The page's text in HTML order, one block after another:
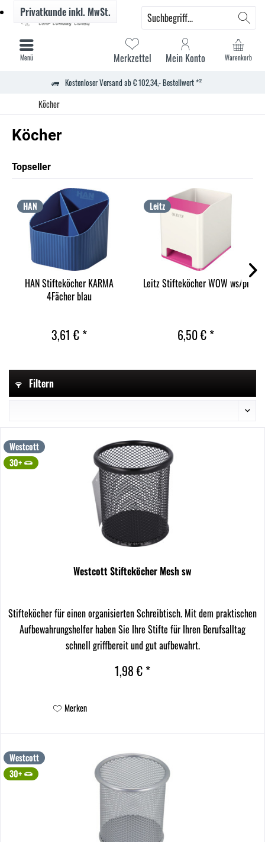
Kostenloser Versand ab € 102,34,- Bestellwert *²
Warenkorb
Merkzettel Mein Konto
Privatkundeinkl. MwSt.
Menü
Köcher
Köcher
Topseller
HAN
HAN Stifteköcher KARMA
4Fächer blau
3,61 € *
Leitz
Leitz Stifteköcher WOW ws/pi
6,50 € *
Filtern
Westcott
30+
Westcott Stifteköcher Mesh sw
Stifteköcher für einen organisierten Schreibtisch. Mit dem praktischen
Aufbewahrungshelfer haben Sie Ihre Stifte für Ihren Berufsalltag
schnell griffbereit und gut aufbewahrt.
1,98 € *
Merken
Westcott
30+